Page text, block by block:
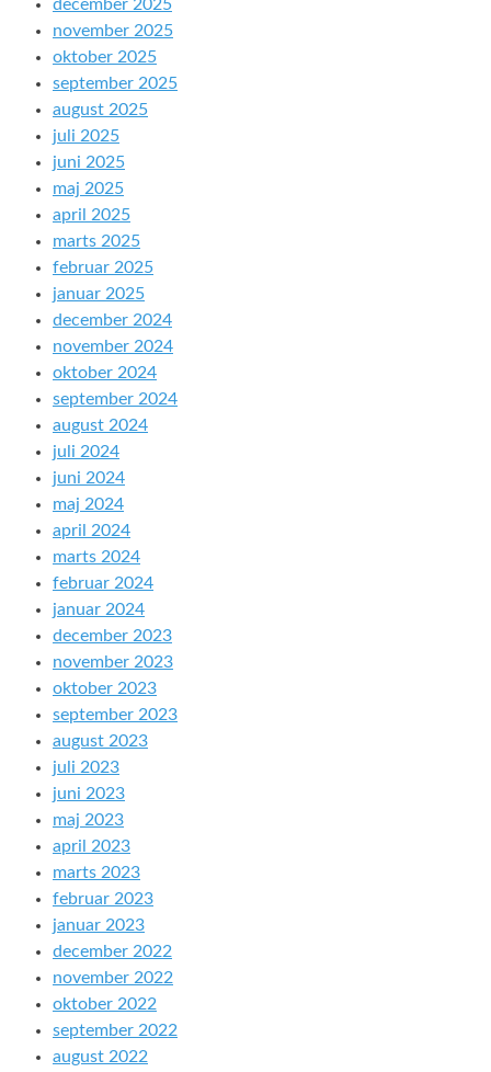
december 2025
november 2025
oktober 2025
september 2025
august 2025
juli 2025
juni 2025
maj 2025
april 2025
marts 2025
februar 2025
januar 2025
december 2024
november 2024
oktober 2024
september 2024
august 2024
juli 2024
juni 2024
maj 2024
april 2024
marts 2024
februar 2024
januar 2024
december 2023
november 2023
oktober 2023
september 2023
august 2023
juli 2023
juni 2023
maj 2023
april 2023
marts 2023
februar 2023
januar 2023
december 2022
november 2022
oktober 2022
september 2022
august 2022